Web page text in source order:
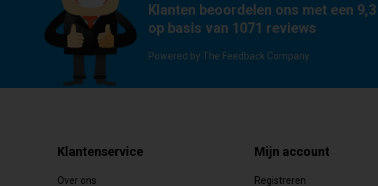
Klanten beoordelen ons met een 9,3
op basis van 1071 reviews
Powered by The Feedback Company
Klantenservice
Over ons
Mijn account
Registreren